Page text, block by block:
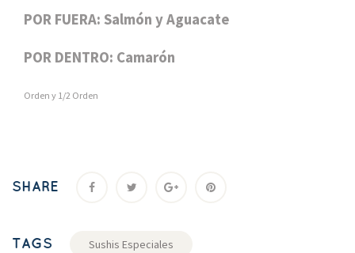
POR FUERA: Salmón y Aguacate
POR DENTRO: Camarón
Orden y 1/2 Orden
SHARE
TAGS Sushis Especiales